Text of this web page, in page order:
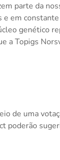
parte da
em
genético
a Topigs
de uma
poderão